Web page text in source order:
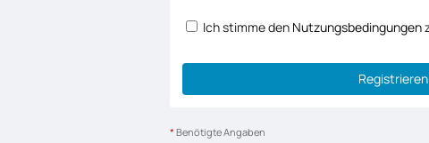
Ich stimme den Nutzungsbedingungen
* Benötigte Angaben